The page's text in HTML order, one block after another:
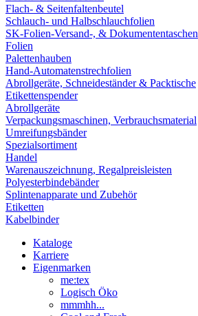
Flach- & Seitenfaltenbeutel
Schlauch- und Halbschlauchfolien
SK-Folien-Versand-, & Dokumententaschen
Folien
Palettenhauben
Hand-Automatenstrechfolien
Abrollgeräte, Schneideständer & Packtische
Etikettenspender
Abrollgeräte
Verpackungsmaschinen, Verbrauchsmaterial
Umreifungsbänder
Spezialsortiment
Handel
Warenauszeichnung, Regalpreisleisten
Polyesterbindebänder
Splintenapparate und Zubehör
Etiketten
Kabelbinder
Kataloge
Karriere
Eigenmarken
me:tex
Logisch Öko
mmmhh...